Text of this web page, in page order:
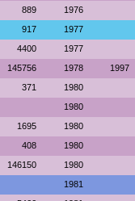
889 1976
917 1977
4400 1977
145756 1978 1997
371 1980
1980
1695 1980
408 1980
146150 1980
1981